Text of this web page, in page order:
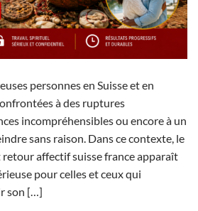
personnes en Suisse et en
à des ruptures
incompréhensibles ou encore à un
sans raison. Dans ce contexte, le
affectif suisse france apparaît
pour celles et ceux qui
son […]